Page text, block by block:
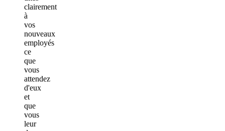
clairement
à
vos
nouveaux
employés
ce
que
vous
attendez
d'eux
et
que
vous
leur